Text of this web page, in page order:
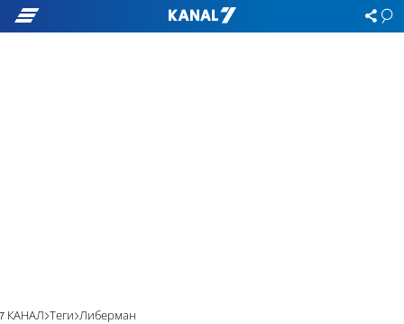
7 КАНАЛ Теги Либерман